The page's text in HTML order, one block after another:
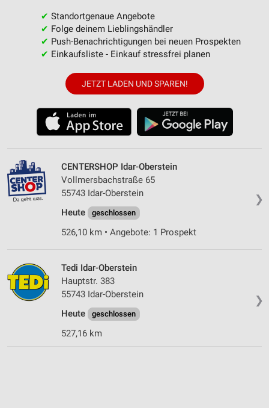
✔ Standortgenaue Angebote
✔ Folge deinem Lieblingshändler
✔ Push-Benachrichtigungen bei neuen Prospekten
✔ Einkaufsliste - Einkauf stressfrei planen
JETZT LADEN UND SPAREN!
❯
CENTERSHOP Idar-Oberstein
Vollmersbachstraße 65
55743 Idar-Oberstein
Heute
geschlossen
526,10 km • Angebote: 1 Prospekt
❯
Tedi Idar-Oberstein
Hauptstr. 383
55743 Idar-Oberstein
Heute
geschlossen
527,16 km